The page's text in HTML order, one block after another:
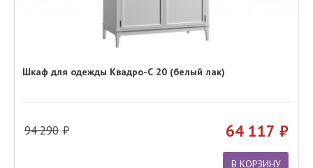
Шкаф для одежды Квадро-С 20 (белый лак)
94 290 64 117
В КОРЗИНУ